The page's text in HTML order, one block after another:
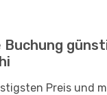
Preis und